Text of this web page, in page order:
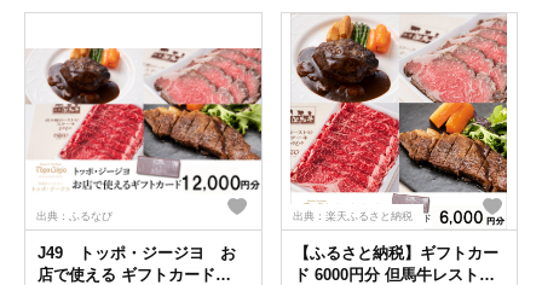
出典：ふるなび
J49 トッポ・ジージヨ お
店で使える ギフトカード
出典：楽天ふるさと納税
【ふるさと納税】ギフトカー
ド 6000円分 但馬牛レストラ